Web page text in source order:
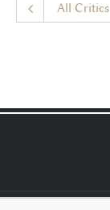
All Critics